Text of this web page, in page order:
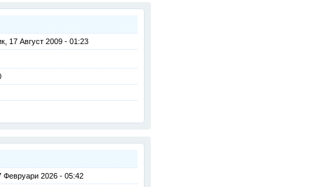
17 Август 2009 - 01:23
Февруари 2026 - 05:42